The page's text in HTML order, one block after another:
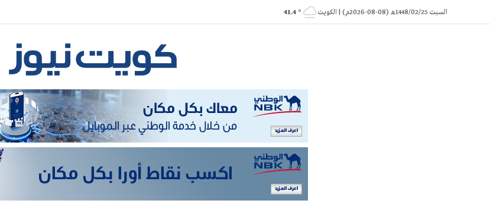
to
السبت 1448/02/25هـ (08-08-2026م) | الكويت ° 41.4